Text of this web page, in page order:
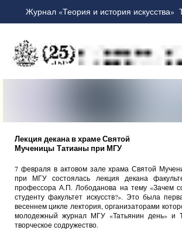
Журнал «Теория и история искусства»
7 февраля в актовом зале храма Святой
при МГУ состоялась лекция декана
профессора А.П. Лободанова на тему «Зачем
студенту факультет искусств?». Это была
весеннем цикле лектория, организаторами
молодежный журнал МГУ «Татьянин день» и
творческое содружество.
Лекция декана в храме Святой
Мученицы Татианы при МГУ